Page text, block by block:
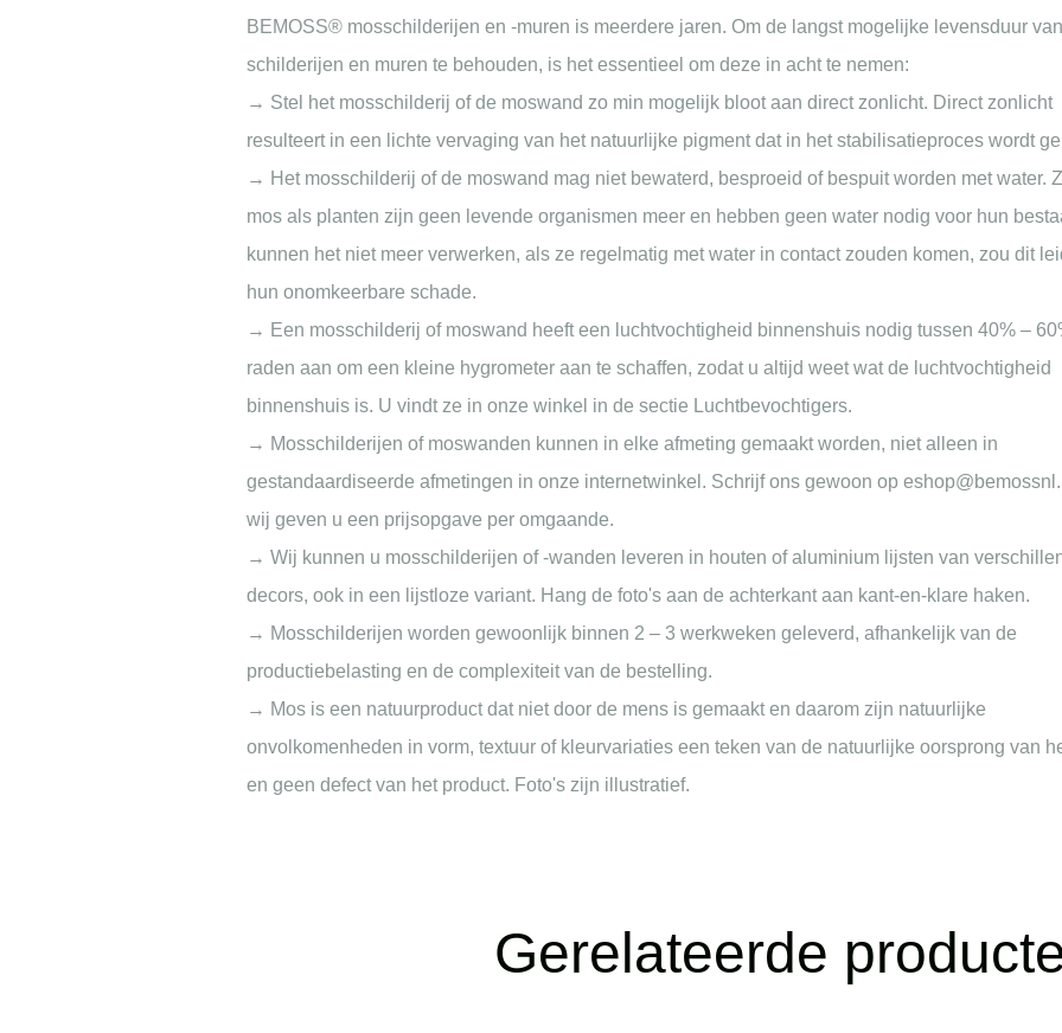
BEMOSS® mosschilderijen en -muren is meerdere jaren. Om de langst mogelijke levensduur van
schilderijen en muren te behouden, is het essentieel om deze in acht te nemen:
→ Stel het mosschilderij of de moswand zo min mogelijk bloot aan direct zonlicht. Direct zonlicht
resulteert in een lichte vervaging van het natuurlijke pigment dat in het stabilisatieproces wordt
→ Het mosschilderij of de moswand mag niet bewaterd, besproeid of bespuit worden met water.
mos als planten zijn geen levende organismen meer en hebben geen water nodig voor hun
kunnen het niet meer verwerken, als ze regelmatig met water in contact zouden komen, zou dit
hun onomkeerbare schade.
→ Een mosschilderij of moswand heeft een luchtvochtigheid binnenshuis nodig tussen 40% –
raden aan om een kleine hygrometer aan te schaffen, zodat u altijd weet wat de luchtvochtigheid
binnenshuis is. U vindt ze in onze winkel in de sectie Luchtbevochtigers.
→ Mosschilderijen of moswanden kunnen in elke afmeting gemaakt worden, niet alleen in
gestandaardiseerde afmetingen in onze internetwinkel. Schrijf ons gewoon op
wij geven u een prijsopgave per omgaande.
→ Wij kunnen u mosschilderijen of -wanden leveren in houten of aluminium lijsten van
decors, ook in een lijstloze variant. Hang de foto's aan de achterkant aan kant-en-klare haken.
→ Mosschilderijen worden gewoonlijk binnen 2 – 3 werkweken geleverd, afhankelijk van de
productiebelasting en de complexiteit van de bestelling.
→ Mos is een natuurproduct dat niet door de mens is gemaakt en daarom zijn natuurlijke
onvolkomenheden in vorm, textuur of kleurvariaties een teken van de natuurlijke oorsprong van
en geen defect van het product. Foto's zijn illustratief.
Gerelateerde